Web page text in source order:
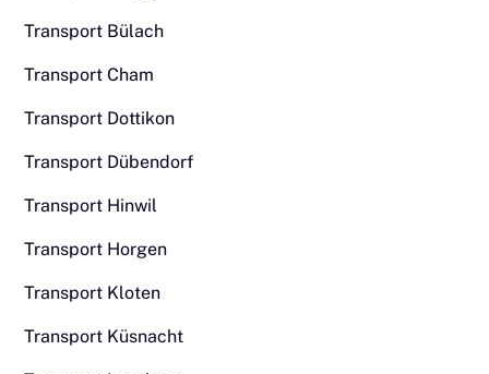
Transport Bülach
Transport Cham
Transport Dottikon
Transport Dübendorf
Transport Hinwil
Transport Horgen
Transport Kloten
Transport Küsnacht